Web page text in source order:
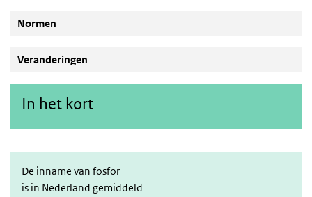
Normen
Veranderingen
In het kort
De inname van fosfor
is in Nederland gemiddeld